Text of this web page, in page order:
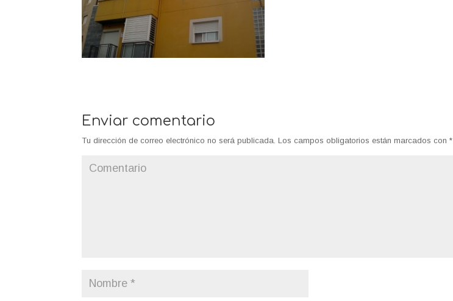
Enviar comentario
Tu dirección de correo electrónico no será publicada. Los campos obligatorios están marcados con*